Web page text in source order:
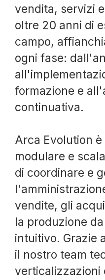
vendita, servizi
oltre 20 anni di
campo,
ogni fase:
formazione e
continuativa.
Arca Evolution
modulare e
di coordinare e
vendite, gli
la produzione
intuitivo. Grazie
il nostro team
verticalizzazioni